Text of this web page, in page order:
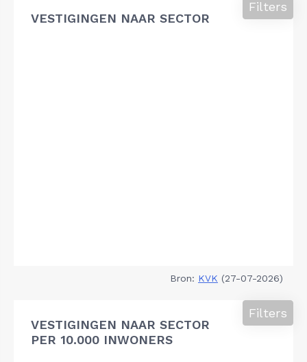
VESTIGINGEN NAAR SECTOR
Filters
Bron: KVK (27-07-2026)
VESTIGINGEN NAAR SECTOR
PER 10.000 INWONERS
Filters